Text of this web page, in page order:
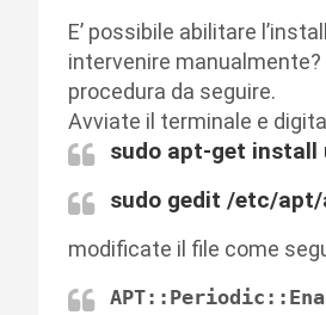
E’ possibile abilitare
intervenire
procedura da seguire.
Avviate il terminale e
sudo apt-get install
sudo gedit /etc/
modificate il file come